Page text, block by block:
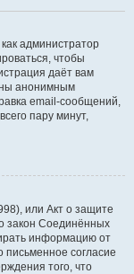
администратор
чтобы
даёт вам
анонимным
email-сообщений,
пару минут,
или Акт о защите
закон Соединённых
информацию от
согласие
того, что